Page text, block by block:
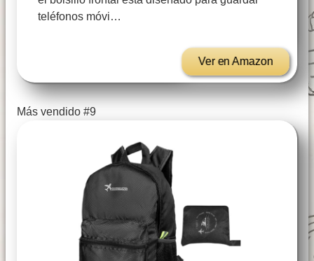
teléfonos móvi…
Ver en Amazon
Más vendido #9